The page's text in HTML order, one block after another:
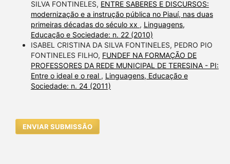
SILVA FONTINELES, ENTRE SABERES E DISCURSOS:
modernização e a instrução pública no Piauí, nas duas
primeiras décadas do século xx , Linguagens,
Educação e Sociedade: n. 22 (2010)
ISABEL CRISTINA DA SILVA FONTINELES, PEDRO PIO
FONTINELES FILHO, FUNDEF NA FORMAÇÃO DE
PROFESSORES DA REDE MUNICIPAL DE TERESINA - PI:
Entre o ideal e o real , Linguagens, Educação e
Sociedade: n. 24 (2011)
ENVIAR SUBMISSÃO